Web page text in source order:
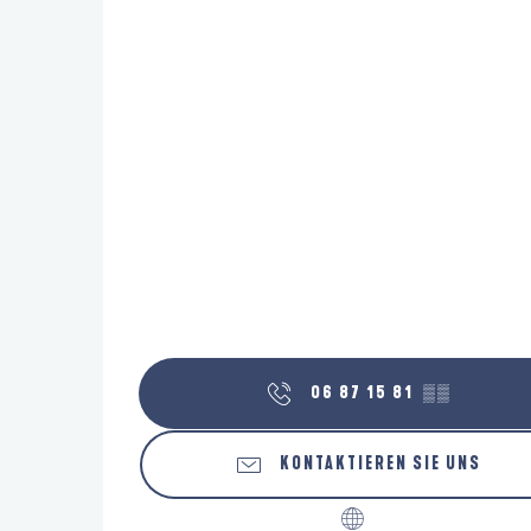
06 87 15 81 ▒▒
KONTAKTIEREN SIE UNS